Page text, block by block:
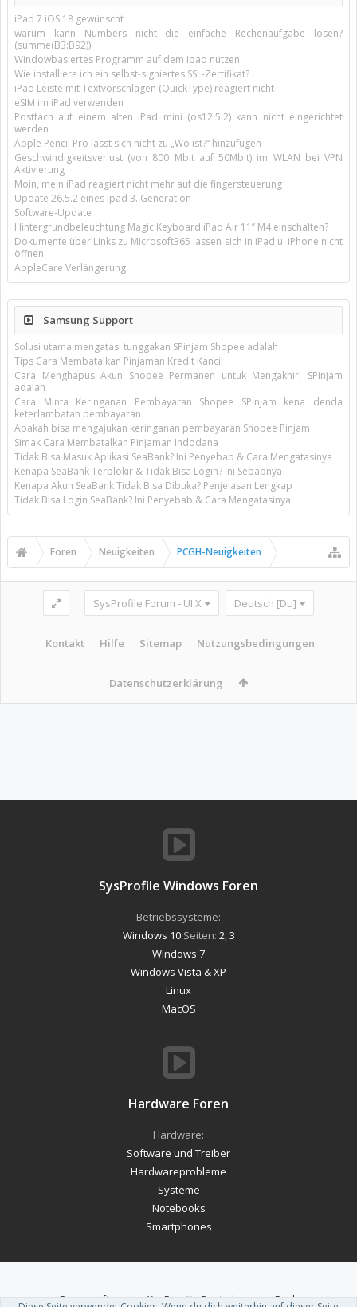
iPad 7 iOS 18 gewünscht
warum kann Numbers nicht die einfache Rechenaufgabe lösen?
(summe(B3:B92))
Windowbasiertes Programm auf dem Ipad nutzen
Wie installiere ich ein selbst-signiertes SSL-Zertifikat?
iPad Leiste mit Textvorschlägen (QuickType) reagiert nicht
eSIM im iPad verwenden
Postfach auf einem alten iPad mini (os12.5.2) kann nicht eingerichtet
werden
Apple Pencil Pro lässt sich nicht zu „Wo ist?“ hinzufügen
Geschwindigkeitsverlust (von 800 Mbit auf 50Mbit) im WLAN bei VPN
Aktivierung
Moin, mein iPad reagiert nicht mehr auf die fingersteuerung
Update 26.5.2 eines ipad 3. Generation
Software-Update
Hintergrundbeleuchtung Magic Keyboard iPad Air 11’’ M4 einschalten?
Dokumente über Links zu Microsoft365 lassen sich in iPad u. iPhone nicht
öffnen
AppleCare Verlängerung
Samsung Support
Solusi utama mengatasi tunggakan SPinjam Shopee adalah
Tips Cara Membatalkan Pinjaman Kredit Kancil
Cara Menghapus Akun Shopee Permanen untuk Mengakhiri SPinjam
adalah
Cara Minta Keringanan Pembayaran Shopee SPinjam kena denda
keterlambatan pembayaran
Apakah bisa mengajukan keringanan pembayaran Shopee Pinjam
Simak Cara Membatalkan Pinjaman Indodana
Tidak Bisa Masuk Aplikasi SeaBank? Ini Penyebab & Cara Mengatasinya
Kenapa SeaBank Terblokir & Tidak Bisa Login? Ini Sebabnya
Kenapa Akun SeaBank Tidak Bisa Dibuka? Penjelasan Lengkap
Tidak Bisa Login SeaBank? Ini Penyebab & Cara Mengatasinya
Foren Neuigkeiten PCGH-Neuigkeiten
SysProfile Forum - UI.X Deutsch [Du]
Kontakt Hilfe Sitemap Nutzungsbedingungen
Datenschutzerklärung
SysProfile Windows Foren
Betriebssysteme:
Windows 10Seiten: 2 3
Windows 7
Windows Vista & XP
Linux
MacOS
Hardware Foren
Hardware:
Software und Treiber
Hardwareprobleme
Systeme
Notebooks
Smartphones
Forum software by XenForo™-Deutsch von xenDach